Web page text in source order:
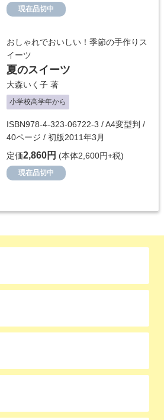
現在品切中
おしゃれでおいしい！季節の手作りス
イーツ
夏のスイーツ
大森いく子 著
小学校高学年から
ISBN978-4-323-06722-3 / A4変型判 /
40ページ / 初版2011年3月
定価2,860円 (本体2,600円+税)
現在品切中